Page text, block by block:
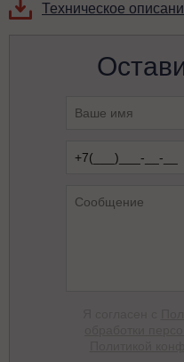
Техническое